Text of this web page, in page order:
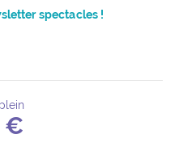
spectacles !
€